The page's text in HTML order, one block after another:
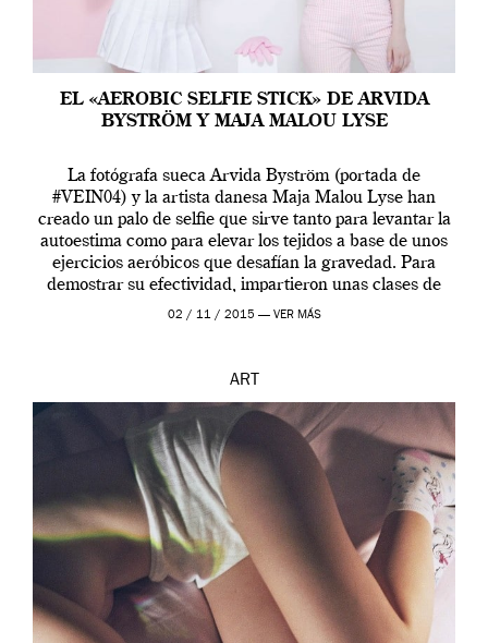
EL «AEROBIC SELFIE STICK» DE ARVIDA
BYSTRÖM Y MAJA MALOU LYSE
La fotógrafa sueca Arvida Byström (portada de
#VEIN04) y la artista danesa Maja Malou Lyse han
creado un palo de selfie que sirve tanto para levantar la
autoestima como para elevar los tejidos a base de unos
ejercicios aeróbicos que desafían la gravedad. Para
demostrar su efectividad, impartieron unas clases de
prueba en el Tate […]
02 / 11 / 2015 — VER MÁS
ART